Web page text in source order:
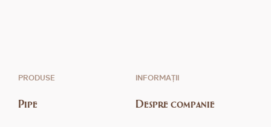
PRODUSE
Pipe
INFORMAȚII
Despre companie